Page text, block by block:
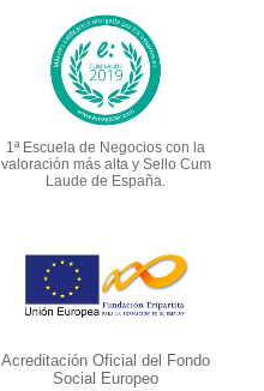
1ª Escuela de Negocios con la
valoración más alta y Sello Cum
Laude de España.
Acreditación Oficial del Fondo
Social Europeo